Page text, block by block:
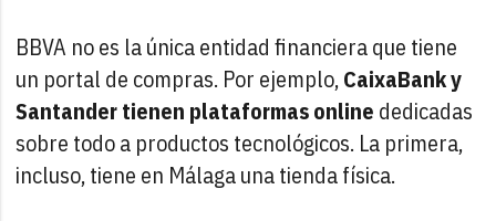
BBVA no es la única entidad financiera que tiene
un portal de compras. Por ejemplo,CaixaBank y
Santander tienen plataformas online dedicadas
sobre todo a productos tecnológicos. La primera,
incluso, tiene en Málaga una tienda física.